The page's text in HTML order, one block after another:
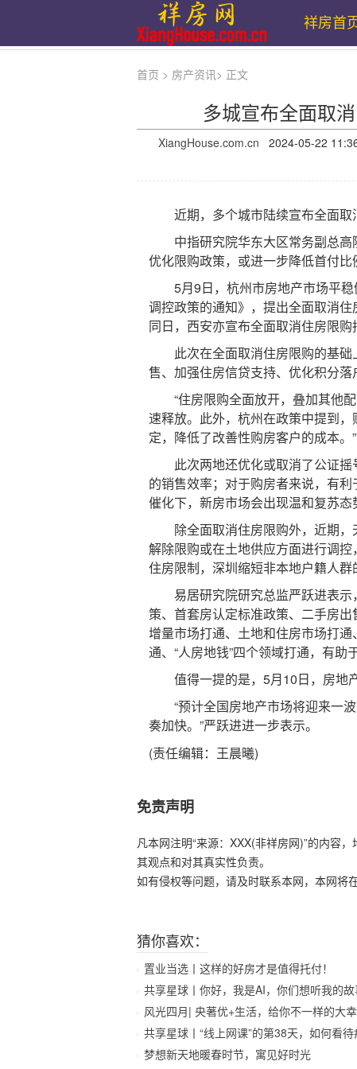
祥房首
首页 > 房产资讯> 正文
多城宣布全面取
XiangHouse.com.cn 2024-05-22
近期，多个城市陆续宣布全面取
中指研究院华东大区常务副总高
优化限购政策，或进一步降低首付比
5月9日，杭州市房地产市场平稳
调控政策的通知》，提出全面取消住
同日，西安亦宣布全面取消住房限购
此次在全面取消住房限购的基础
售、加强住房信贷支持、优化积分落
“住房限购全面放开，叠加其他配
速释放。此外，杭州在政策中提到
定，降低了改善性购房客户的成本。”
此次两地还优化或取消了公证摇
的销售效率；对于购房者来说，有
催化下，新房市场会出现温和复苏态
除全面取消住房限购外，近期，
解除限购或在土地供应方面进行调
住房限制，深圳缩短非本地户籍人群
易居研究院研究总监严跃进表示
策、首套房认定标准政策、二手房
增量市场打通、土地和住房市场打
通、“人房地钱”四个领域打通，有助
值得一提的是，5月10日，房地产
“预计全国房地产市场将迎来一波
奏加快。”严跃进进一步表示。
(责任编辑：王晨曦)
免责声明
凡本网注明“来源：XXX(非祥房网)”的内容
其观点和对其真实性负责。
如有侵权等问题，请及时联系本网，本网将
猜你喜欢：
置业当选丨这样的好房才是值得托付！
共享星球丨你好，我是AI，你们想听我的故
风光四月| 央著优+生活，给你不一样的大
共享星球丨“线上网课”的第38天，如何看
梦想新天地暖春时节，寓见好时光